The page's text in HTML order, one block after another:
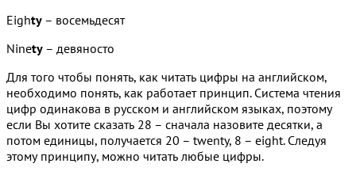
Eighty – восемьдесят
Ninety – девяносто
Для того чтобы понять, как читать цифры на английском,
необходимо понять, как работает принцип. Система чтения
цифр одинакова в русском и английском языках, поэтому
если Вы хотите сказать 28 – сначала назовите десятки, а
потом единицы, получается 20 – twenty, 8 – eight. Следуя
этому принципу, можно читать любые цифры.